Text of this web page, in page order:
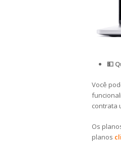
💵
Você
contrata
Os
planos